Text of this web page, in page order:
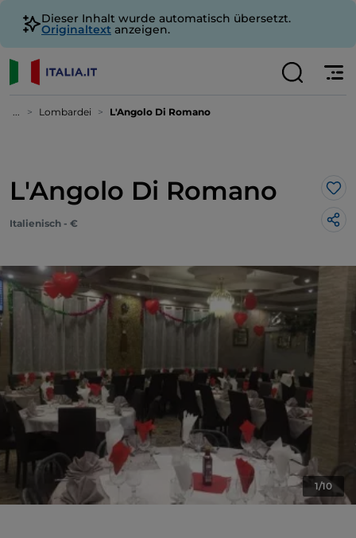
Dieser Inhalt wurde automatisch übersetzt.
Originaltext anzeigen.
... Lombardei L'Angolo Di Romano
L'Angolo Di Romano
Italienisch - €
1/10